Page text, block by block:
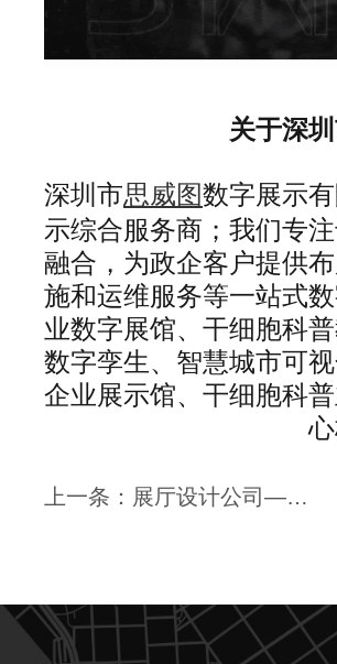
关于深
深圳市思威图数字展示
示综合服务商；我们专
融合，为政企客户提供
施和运维服务等一站式
业数字展馆、干细胞科
数字孪生、智慧城市可
企业展示馆、干细胞科普
心
上一条：展厅设计公司—思威图数字 | 展厅设计中的色彩搭配是至关重要的-影响整体氛围，增强展示效果